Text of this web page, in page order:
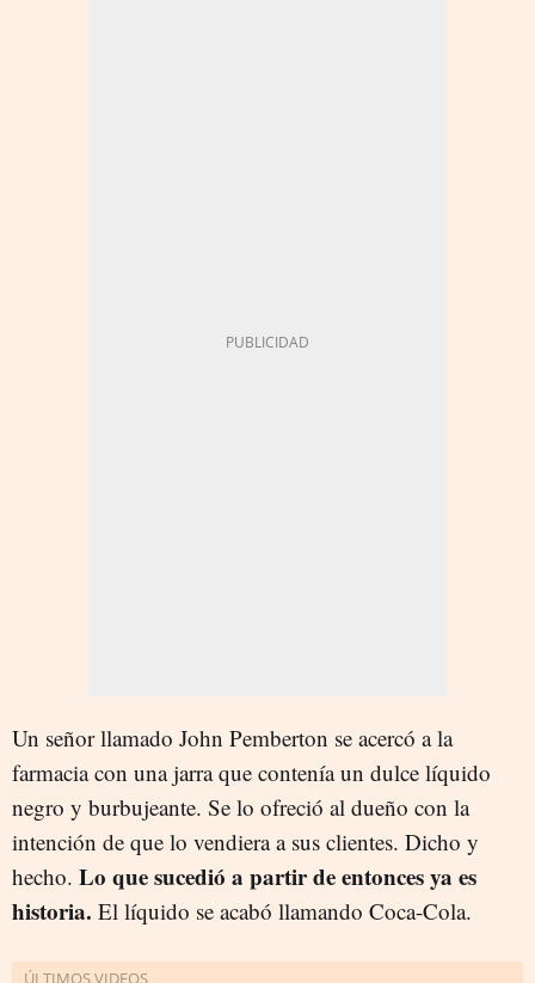
Un señor llamado John Pemberton se acercó a la
farmacia con una jarra que contenía un dulce líquido
negro y burbujeante. Se lo ofreció al dueño con la
intención de que lo vendiera a sus clientes. Dicho y
hecho. Lo que sucedió a partir de entonces ya es
historia. El líquido se acabó llamando Coca-Cola.